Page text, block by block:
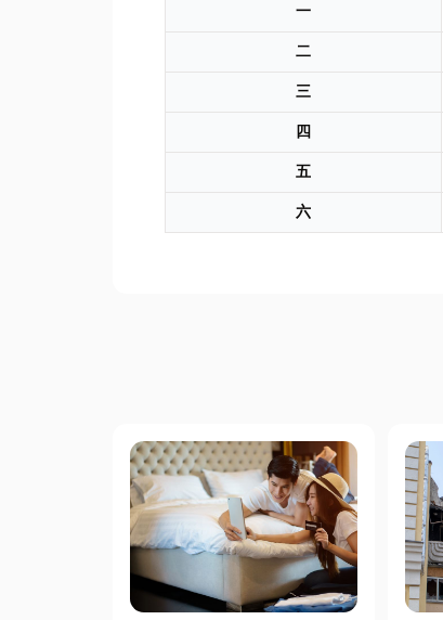
一
二
三
四
五
六